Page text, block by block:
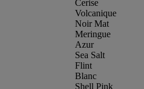
Cerise
Volcanique
Noir Mat
Meringue
Azur
Sea Salt
Flint
Blanc
Shell Pink